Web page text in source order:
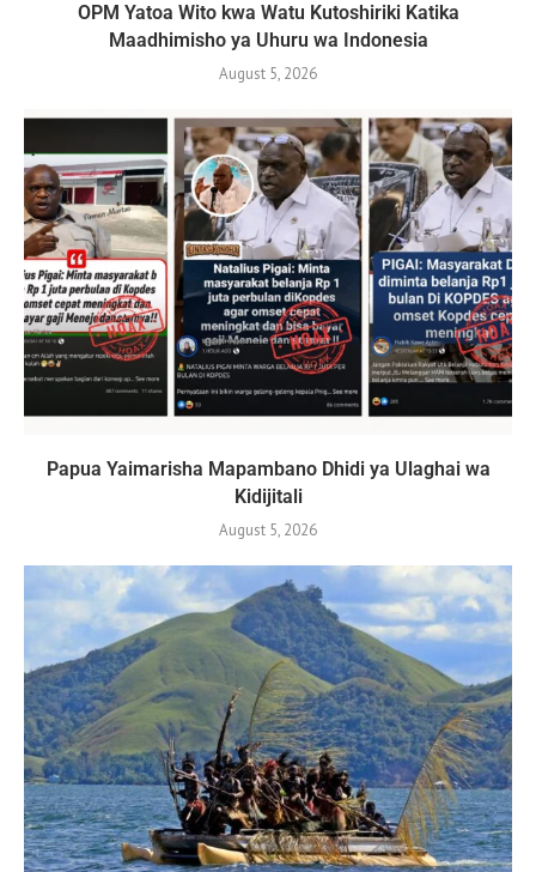
OPM Yatoa Wito kwa Watu Kutoshiriki Katika
Maadhimisho ya Uhuru wa Indonesia
August 5, 2026
Papua Yaimarisha Mapambano Dhidi ya Ulaghai wa
Kidijitali
August 5, 2026